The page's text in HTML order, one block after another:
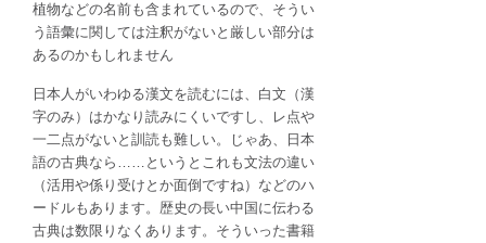
植物などの名前も含まれているので、そうい
う語彙に関しては注釈がないと厳しい部分は
あるのかもしれません
日本人がいわゆる漢文を読むには、白文（漢
字のみ）はかなり読みにくいですし、レ点や
一二点がないと訓読も難しい。じゃあ、日本
語の古典なら……というとこれも文法の違い
（活用や係り受けとか面倒ですね）などのハ
ードルもあります。歴史の長い中国に伝わる
古典は数限りなくあります。そういった書籍